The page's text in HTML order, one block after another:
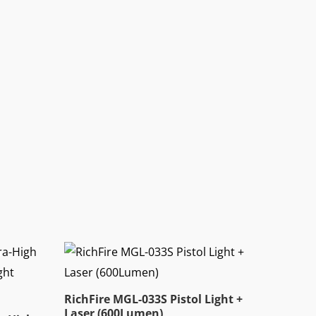
RichFire MGL-033S Pistol Light +